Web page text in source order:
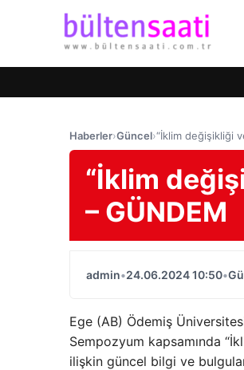
Haberler›Güncel›“İklim değişikliği
“İklim
– GÜNDEM
admin•24.06.2024 10:50•
Ege (AB) Ödemiş
Sempozyum kapsamında
ilişkin güncel bilgi ve